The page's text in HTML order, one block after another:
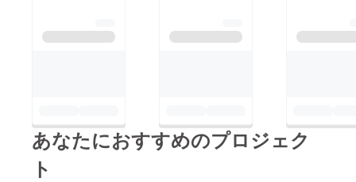
かったスーパーFJ日本
あなたにおすすめのプロジェク
ト